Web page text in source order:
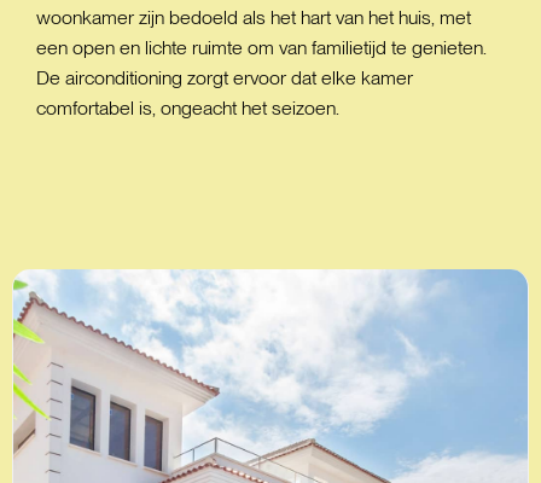
woonkamer zijn bedoeld als het hart van het huis, met
een open en lichte ruimte om van familietijd te genieten.
De airconditioning zorgt ervoor dat elke kamer
comfortabel is, ongeacht het seizoen.